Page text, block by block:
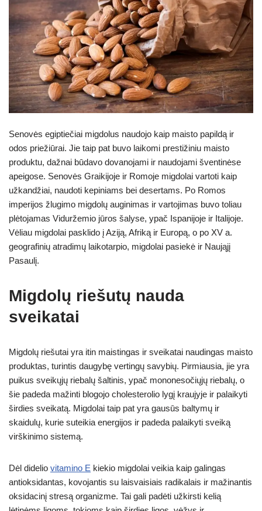
Senovės egiptiečiai migdolus naudojo kaip maisto papildą ir
odos priežiūrai. Jie taip pat buvo laikomi prestižiniu maisto
produktu, dažnai būdavo dovanojami ir naudojami šventinėse
apeigose. Senovės Graikijoje ir Romoje migdolai vartoti kaip
užkandžiai, naudoti kepiniams bei desertams. Po Romos
imperijos žlugimo migdolų auginimas ir vartojimas buvo toliau
plėtojamas Viduržemio jūros šalyse, ypač Ispanijoje ir Italijoje.
Vėliau migdolai pasklido į Aziją, Afriką ir Europą, o po XV a.
geografinių atradimų laikotarpio, migdolai pasiekė ir Naująjį
Pasaulį.
Migdolų riešutų nauda
sveikatai
Migdolų riešutai yra itin maistingas ir sveikatai naudingas maisto
produktas, turintis daugybę vertingų savybių. Pirmiausia, jie yra
puikus sveikųjų riebalų šaltinis, ypač mononesočiųjų riebalų, o
šie padeda mažinti blogojo cholesterolio lygį kraujyje ir palaikyti
širdies sveikatą. Migdolai taip pat yra gausūs baltymų ir
skaidulų, kurie suteikia energijos ir padeda palaikyti sveiką
virškinimo sistemą.
Dėl didelio vitamino E kiekio migdolai veikia kaip galingas
antioksidantas, kovojantis su laisvaisiais radikalais ir mažinantis
oksidacinį stresą organizme. Tai gali padėti užkirsti kelią